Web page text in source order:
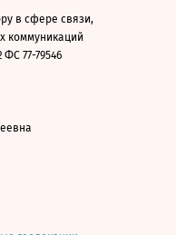
в сфере связи,
коммуникаций
77-79546